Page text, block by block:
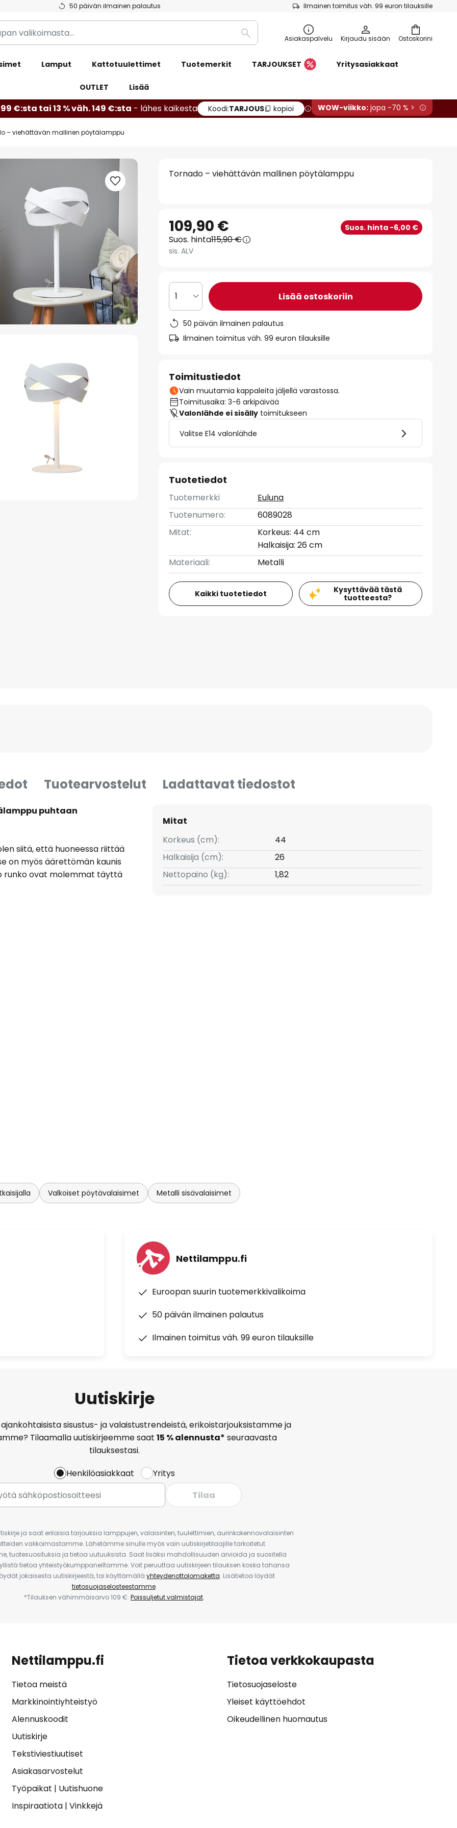
50 päivän ilmainen palautus Ilmainen toimitus väh. 99 euron tilauksille
Ostoskorini
Etsi Asiakaspalvelu Kirjaudu sisään
Lamput Kattotuulettimet Tuotemerkit TARJOUKSET Yritysasiakkaat
OUTLET Lisää
€:sta tai 13 % väh. 149 €:sta - lähes kaikesta Koodi:TARJOUS kopioi WOW-viikko: jopa -70 % >
– viehättävän mallinen pöytälamppu
Tornado – viehättävän mallinen pöytälamppu
109,90 € Suos. hinta -6,00 €
Suos. hinta115,90 €
sis. ALV
1 Lisää ostoskoriin
50 päivän ilmainen palautus
Ilmainen toimitus väh. 99 euron tilauksille
Toimitustiedot
Vain muutamia kappaleita jäljellä varastossa.
Toimitusaika: 3-6 arkipäivää
Valonlähde ei sisälly toimitukseen
Valitse E14 valonlähde
Tuotetiedot
Tuotemerkki
Euluna
Tuotenumero:
6089028
Mitat:
Korkeus: 44 cm
Halkaisija: 26 cm
Materiaali:
Metalli
Kaikki tuotetiedot
Kysyttävää tästä
tuotteesta?
Tuotearvostelut Ladattavat tiedostot
puhtaan
siitä, että huoneessa riittää
on myös äärettömän kaunis
runko ovat molemmat täyttä
Mitat
Korkeus (cm):
44
Halkaisija (cm):
26
Nettopaino (kg):
1,82
Valkoiset pöytävalaisimet Metalli sisävalaisimet
Nettilamppu.fi
Euroopan suurin tuotemerkkivalikoima
50 päivän ilmainen palautus
Ilmainen toimitus väh. 99 euron tilauksille
Uutiskirje
sisustus- ja valaistustrendeistä, erikoistarjouksistamme ja
Tilaamalla uutiskirjeemme saat 15 % alennusta* seuraavasta
tilauksestasi.
Henkilöasiakkaat
Yritys
Tilaa
ja saat erilaisia tarjouksia lamppujen, valaisinten, tuulettimien, aurinkokennovalaisinten
valikoimastamme. Lähetämme sinulle myös vain uutiskirjetilaajille tarkoitetut
tuotesuosituksia ja tietoa uutuuksista. Saat lisäksi mahdollisuuden arvioida ja suositella
tietoa yhteistyökumppaneiltamme. Voit peruuttaa uutiskirjeen tilauksen koska tahansa
jokaisesta uutiskirjeestä, tai käyttämällä yhteydenottolomaketta. Lisätietoa löydät
tietosuojaselosteestamme.
*Tilauksen vähimmäisarvo 109 €. Poissuljetut valmistajat.
Nettilamppu.fi
Tietoa meistä
Markkinointiyhteistyö
Alennuskoodit
Uutiskirje
Tekstiviestiuutiset
Asiakasarvostelut
Työpaikat | Uutishuone
Inspiraatiota| Vinkkejä
Tietoa verkkokaupasta
Tietosuojaseloste
Yleiset käyttöehdot
Oikeudellinen huomautus